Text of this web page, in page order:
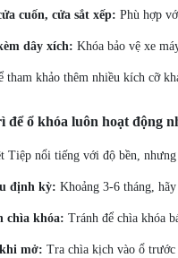
cuốn, cửa sắt xếp: Phù hợp
dây xích: Khóa bảo vệ xe
tham khảo thêm nhiều kích cỡ
để ổ khóa luôn hoạt động
Tiệp nổi tiếng với độ bền,
định kỳ: Khoảng 3-6 tháng,
chìa khóa: Tránh để chìa khóa
mở: Tra chìa kịch vào ổ